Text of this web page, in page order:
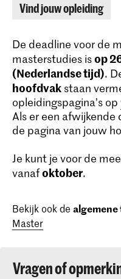
Vind jouw opleiding
De deadline voor de
masterstudies isop
(Nederlandse tijd).
hoofdvak staan
opleidingspagina’s op
Als er een
de pagina van jouw
Je kunt je voor de
vanafoktober.
Bekijk ook de
Master
Vragen of